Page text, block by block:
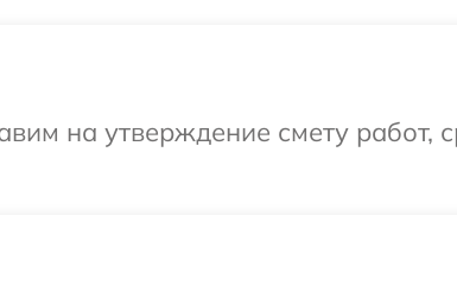
на утверждение смету работ,